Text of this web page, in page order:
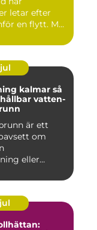
letar efter
en flytt. M...
kalmar så
vatten-
är ett
om
eller